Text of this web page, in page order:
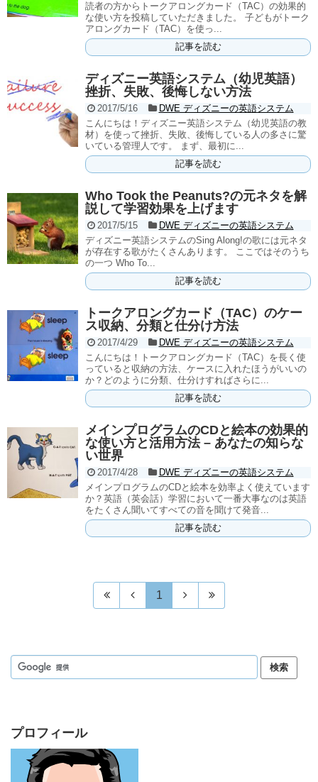
読者の方からトークアロングカード（TAC）の効果的
な使い方を投稿していただきました。 子どもがトーク
アロングカード（TAC）を使っ...
記事を読む
ディズニー英語システム（幼児英語）
挫折、失敗、後悔しない方法
2017/5/16
DWE ディズニーの英語システム
こんにちは！ディズニー英語システム（幼児英語の教
材）を使って挫折、失敗、後悔している人の多さに驚
いている管理人です。 まず、最初に...
記事を読む
Who Took the Peanuts?の元ネタを解
説して学習効果を上げます
2017/5/15
DWE ディズニーの英語システム
ディズニー英語システムのSing Along!の歌には元ネタ
が存在する歌がたくさんあります。 ここではそのうち
の一つ Who To...
記事を読む
トークアロングカード（TAC）のケー
ス収納、分類と仕分け方法
2017/4/29
DWE ディズニーの英語システム
こんにちは！トークアロングカード（TAC）を長く使
っていると収納の方法、ケースに入れたほうがいいの
か？どのように分類、仕分けすればさらに...
記事を読む
メインプログラムのCDと絵本の効果的
な使い方と活用方法 – あなたの知らな
い世界
2017/4/28
DWE ディズニーの英語システム
メインプログラムのCDと絵本を効率よく使えています
か？英語（英会話）学習において一番大事なのは英語
をたくさん聞いてすべての音を聞けて発音...
記事を読む
1
プロフィール